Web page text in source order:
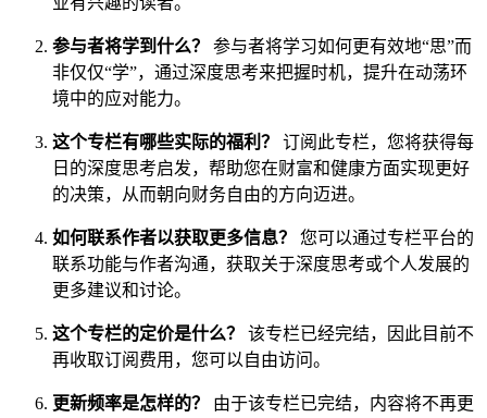
参与者将学到什么？
参与者将学习如何更有效地“思”而
非仅仅“学”，通过深度思考来把握时机，提升在动荡环
境中的应对能力。
这个专栏有哪些实际的福利？
订阅此专栏，您将获得每
日的深度思考启发，帮助您在财富和健康方面实现更好
的决策，从而朝向财务自由的方向迈进。
如何联系作者以获取更多信息？
您可以通过专栏平台的
联系功能与作者沟通，获取关于深度思考或个人发展的
更多建议和讨论。
这个专栏的定价是什么？
该专栏已经完结，因此目前不
再收取订阅费用，您可以自由访问。
更新频率是怎样的？
由于该专栏已完结，内容将不再更